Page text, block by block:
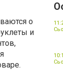
о
и